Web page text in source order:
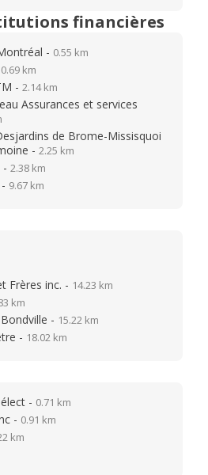
financières
- 0.55 km
0.69 km
- 2.14 km
Assurances et services
de Brome-Missisquoi
- 2.25 km
- 2.38 km
9.67 km
Frères inc. - 14.23 km
km
- 15.22 km
- 18.02 km
- 0.71 km
- 0.91 km
km